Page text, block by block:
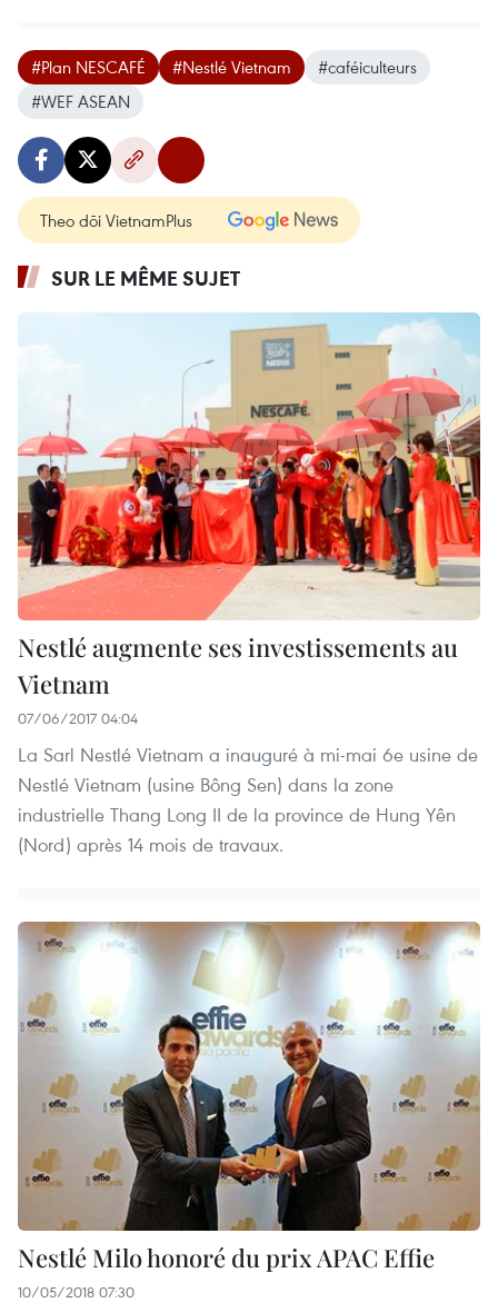
#Plan NESCAFÉ #Nestlé Vietnam
#caféiculteurs
#WEF ASEAN
Theo dõi VietnamPlus
SUR LE MÊME SUJET
Nestlé augmente ses investissements au
Vietnam
07/06/2017 04:04
La Sarl Nestlé Vietnam a inauguré à mi-mai 6e usine de
Nestlé Vietnam (usine Bông Sen) dans la zone
industrielle Thang Long II de la province de Hung Yên
(Nord) après 14 mois de travaux.
Nestlé Milo honoré du prix APAC Effie
10/05/2018 07:30